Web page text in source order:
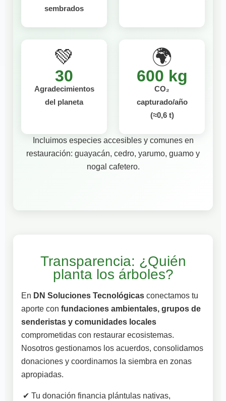
sembrados
💚
30
Agradecimientos
del planeta
🌍
600 kg
CO₂
capturado/año
(≈0,6 t)
Incluimos especies accesibles y comunes en
restauración: guayacán, cedro, yarumo, guamo y
nogal cafetero.
Transparencia: ¿Quién
planta los árboles?
En DN Soluciones Tecnológicas conectamos tu
aporte con fundaciones ambientales, grupos de
senderistas y comunidades locales
comprometidas con restaurar ecosistemas.
Nosotros gestionamos los acuerdos, consolidamos
donaciones y coordinamos la siembra en zonas
apropiadas.
Tu donación financia plántulas nativas,